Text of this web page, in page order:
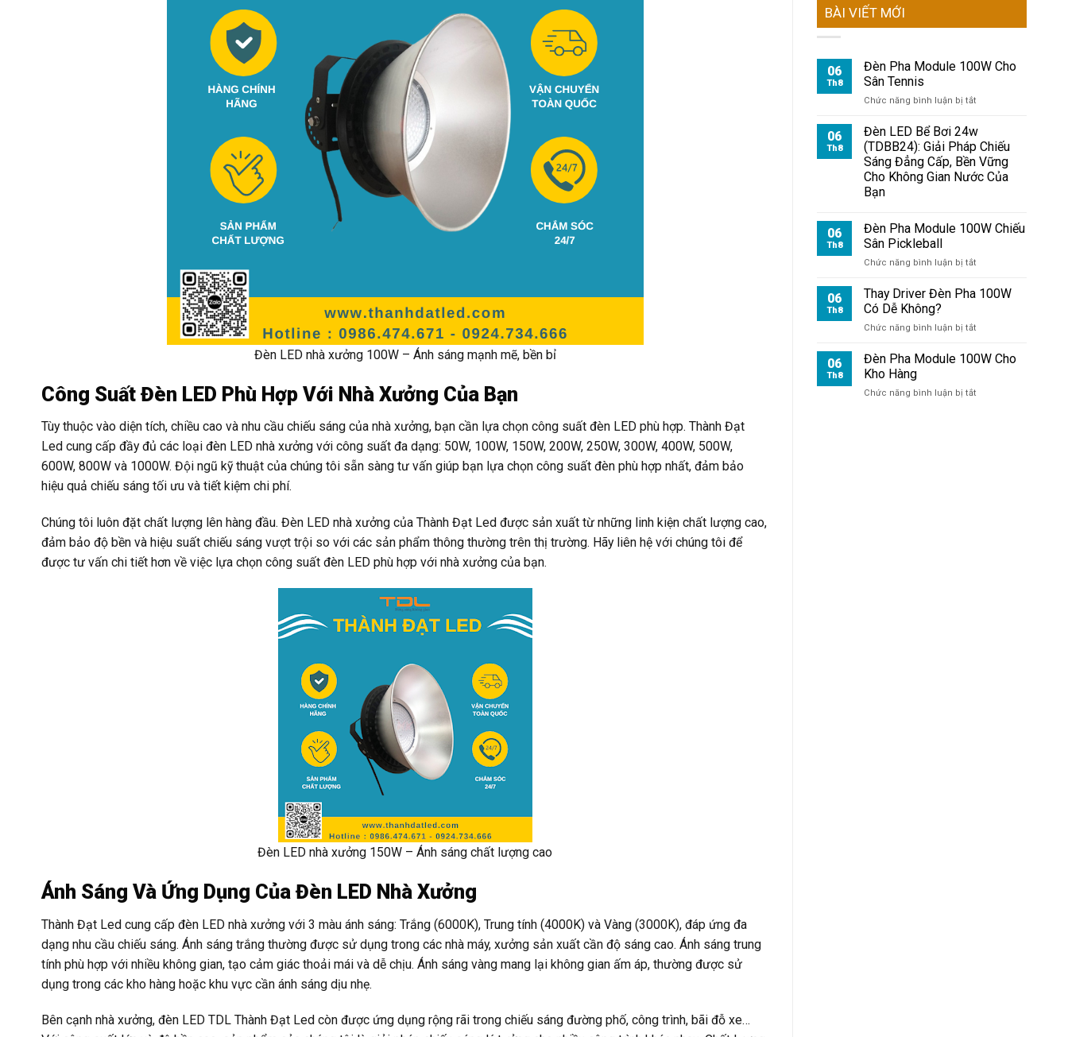
Đèn LED nhà xưởng 100W – Ánh sáng mạnh mẽ, bền bỉ
Công Suất Đèn LED Phù Hợp Với Nhà Xưởng Của Bạn
Tùy thuộc vào diện tích, chiều cao và nhu cầu chiếu sáng của nhà xưởng, bạn cần lựa chọn công suất đèn LED phù hợp. Thành Đạt
Led cung cấp đầy đủ các loại đèn LED nhà xưởng với công suất đa dạng: 50W, 100W, 150W, 200W, 250W, 300W, 400W, 500W,
600W, 800W và 1000W. Đội ngũ kỹ thuật của chúng tôi sẵn sàng tư vấn giúp bạn lựa chọn công suất đèn phù hợp nhất, đảm bảo
hiệu quả chiếu sáng tối ưu và tiết kiệm chi phí.
Chúng tôi luôn đặt chất lượng lên hàng đầu. Đèn LED nhà xưởng của Thành Đạt Led được sản xuất từ những linh kiện chất lượng cao,
đảm bảo độ bền và hiệu suất chiếu sáng vượt trội so với các sản phẩm thông thường trên thị trường. Hãy liên hệ với chúng tôi để
được tư vấn chi tiết hơn về việc lựa chọn công suất đèn LED phù hợp với nhà xưởng của bạn.
Đèn LED nhà xưởng 150W – Ánh sáng chất lượng cao
Ánh Sáng Và Ứng Dụng Của Đèn LED Nhà Xưởng
Thành Đạt Led cung cấp đèn LED nhà xưởng với 3 màu ánh sáng: Trắng (6000K), Trung tính (4000K) và Vàng (3000K), đáp ứng đa
dạng nhu cầu chiếu sáng. Ánh sáng trắng thường được sử dụng trong các nhà máy, xưởng sản xuất cần độ sáng cao. Ánh sáng trung
tính phù hợp với nhiều không gian, tạo cảm giác thoải mái và dễ chịu. Ánh sáng vàng mang lại không gian ấm áp, thường được sử
dụng trong các kho hàng hoặc khu vực cần ánh sáng dịu nhẹ.
Bên cạnh nhà xưởng, đèn LED TDL Thành Đạt Led còn được ứng dụng rộng rãi trong chiếu sáng đường phố, công trình, bãi đỗ xe…
BÀI VIẾT MỚI
06
Th8
Đèn Pha Module 100W Cho
Sân Tennis
Chức năng bình luận bị tắt
Pha
Module
100W
Cho
Sân
06
Th8
Đèn LED Bể Bơi 24w
(TDBB24): Giải Pháp Chiếu
Sáng Đẳng Cấp, Bền Vững
Cho Không Gian Nước Của
Bạn
06
Th8
Đèn Pha Module 100W Chiếu
Sân Pickleball
Chức năng bình luận bị tắt
Pha
Pickleball
06
Th8
Thay Driver Đèn Pha 100W
Có Dễ Không?
Chức năng bình luận bị tắt
Driver
06
Th8
Đèn Pha Module 100W Cho
Kho Hàng
Chức năng bình luận bị tắt